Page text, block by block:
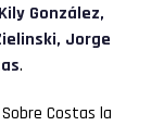
González,
Jorge
.
Costas la